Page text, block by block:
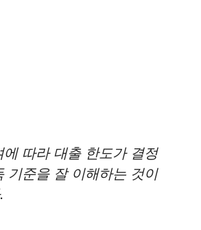
에 따라 대출 한도가 결정
기준을 잘 이해하는 것이